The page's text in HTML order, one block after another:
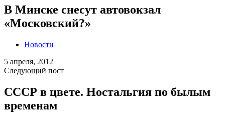
В Минске снесут автовокзал
«Московский?»
Новости
5 апреля, 2012
Следующий пост
СССР в цвете. Ностальгия по былым
временам